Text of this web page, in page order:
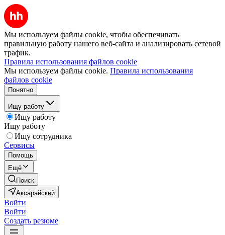
Мы используем файлы cookie, чтобы обеспечивать
правильную работу нашего веб-сайта и анализировать сетевой
трафик.
Правила использования файлов cookie
Мы используем файлы cookie. Правила использования
файлов cookie
Понятно
Ищу работу
Ищу работу
Ищу работу
Ищу сотрудника
Сервисы
Помощь
Ещё
Поиск
Аксарайский
Войти
Войти
Создать резюме